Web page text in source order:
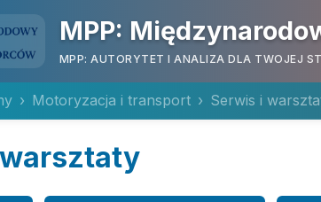
MPP:
MPP: AUTORYTET I ANALIZA DLA TWOJEJ
Motoryzacja i transport Serwis i